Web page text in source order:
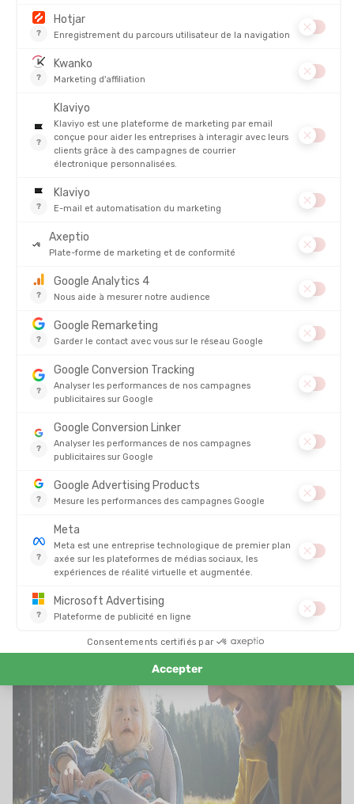
Caractéristiques supplémentaires des porte-bébés
Lorsque vouschoisissez un porte-enfant randonnée
pour vos
aventures en plein air, les détails peuvent vraiment faire la
différence. Voici quelques caractéristiques supplémentaires à
rechercher pour garantir que vous et votre petit bambin soyez
parfaitement équipés pour toutes vos sorties.
Une bonne protection contre les éléments
Le soleil et la pluie ne doivent pas gâcher vos aventures.
Certains modèles incluent unpare-soleil
Sun Roofde Deuter) et unehousse de pluiepour garder bébé
bien au sec. Cesprotections météo
altitude.
Rangement malin et accessoires pratiques
Voici lesoptions qui font la différence
randonneur-parent :
Poches de rangementaccessibles sans retirer le porte-bébé
(pour biberon, goûter, couches)
Compartiment pour poche à eau
porteur)
Rétroviseurpour garder un œil sur bébé pendant la marche
(présent sur le Kid Comfort Pro)
maison